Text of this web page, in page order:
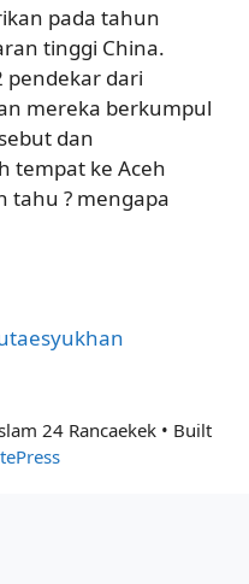
pada tahun
tinggi China.
pendekar dari
mereka berkumpul
dan
tempat ke Aceh
tahu ? mengapa
24 Rancaekek• Built